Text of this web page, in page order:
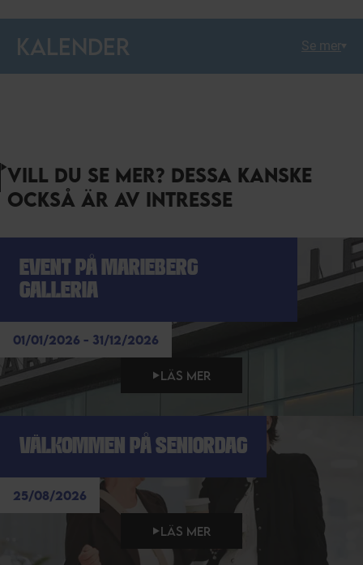
KALENDER Se mer
VILL DU SE MER? DESSA KANSKE
OCKSÅ ÄR AV INTRESSE
EVENT PÅ MARIEBERG
GALLERIA
01/01/2026 - 31/12/2026
LÄS MER
VÄLKOMMEN PÅ SENIORDAG
25/08/2026
LÄS MER